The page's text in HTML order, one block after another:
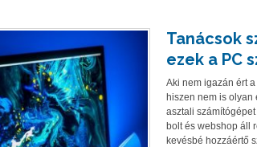
Tanácsok
ezek a PC
Aki nem igazán ért
hiszen nem is
asztali
bolt és webshop áll
kevésbé hozzáértő